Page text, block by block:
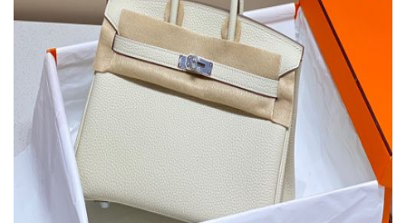
ー
ら
2026人気特集
バッグ
財布
時計
服
ズボン
衣装セット
靴
住まい用品
アクセサリー
ベルト
スカーフ
アイフォーンケ
ース
小物